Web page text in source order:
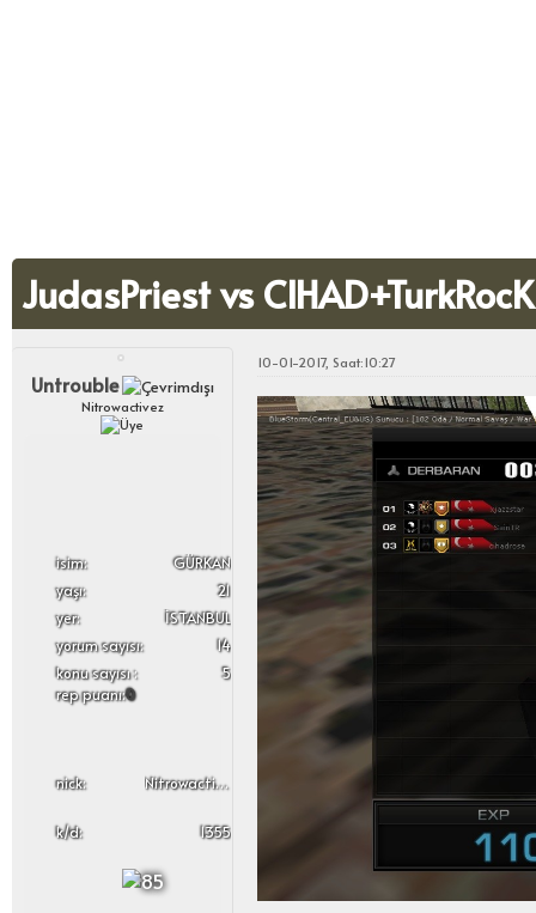
JudasPriest vs CIHAD+TurkRocK
Untrouble
Nitrowactivez
i̇sim:
GÜRKAN
yaşı:
21
yer:
İSTANBUL
yorum sayısı:
14
konu sayısı :
5
rep puanı:0
nick: Nitrowactivez
k/d: 1355
10-01-2017, Saat:10:27